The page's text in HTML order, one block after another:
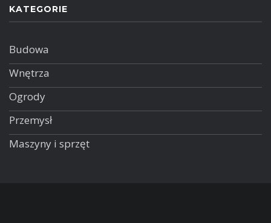
KATEGORIE
Budowa
Wnętrza
Ogrody
Przemysł
Maszyny i sprzęt